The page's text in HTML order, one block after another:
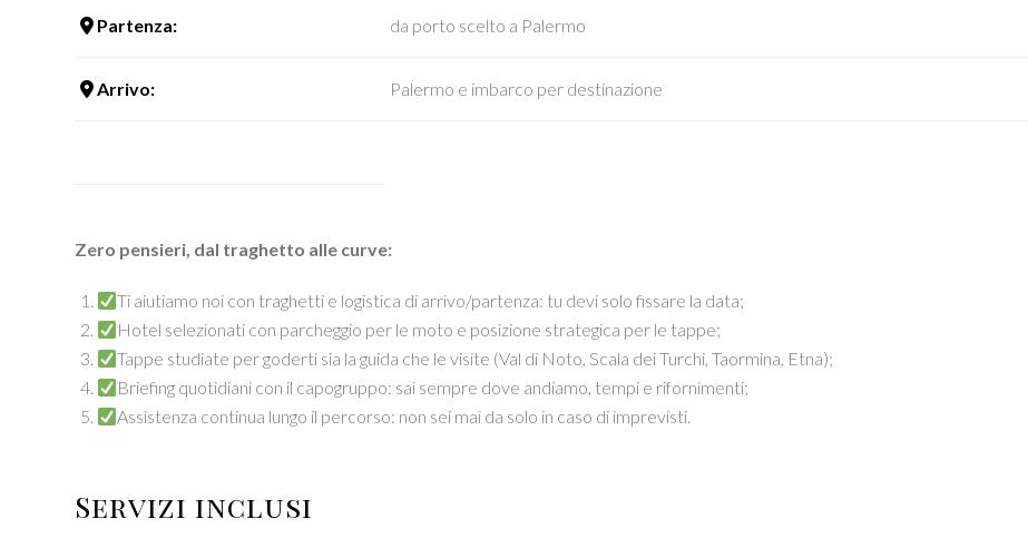
Partenza: da porto scelto a Palermo
Arrivo: Palermo e imbarco per destinazione
Zero pensieri, dal traghetto alle curve:
Ti aiutiamo noi con traghetti e logistica di arrivo/partenza: tu devi solo fissare la data;
Hotel selezionati con parcheggio per le moto e posizione strategica per le tappe;
Tappe studiate per goderti sia la guida che le visite (Val di Noto, Scala dei Turchi, Taormina, Etna);
Briefing quotidiani con il capogruppo: sai sempre dove andiamo, tempi e rifornimenti;
Assistenza continua lungo il percorso: non sei mai da solo in caso di imprevisti.
Servizi inclusi